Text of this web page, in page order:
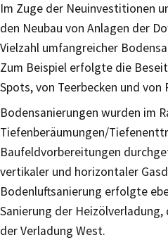
Im Zuge der Neuinvestitionen
den Neubau von Anlagen der
Vielzahl umfangreicher
Zum Beispiel erfolgte die
Spots, von Teerbecken und
Bodensanierungen wurden im
Tiefenberäumungen/
Baufeldvorbereitungen
vertikaler und horizontaler
Bodenluftsanierung erfolgte
Sanierung der Heizölverladung,
der Verladung West.